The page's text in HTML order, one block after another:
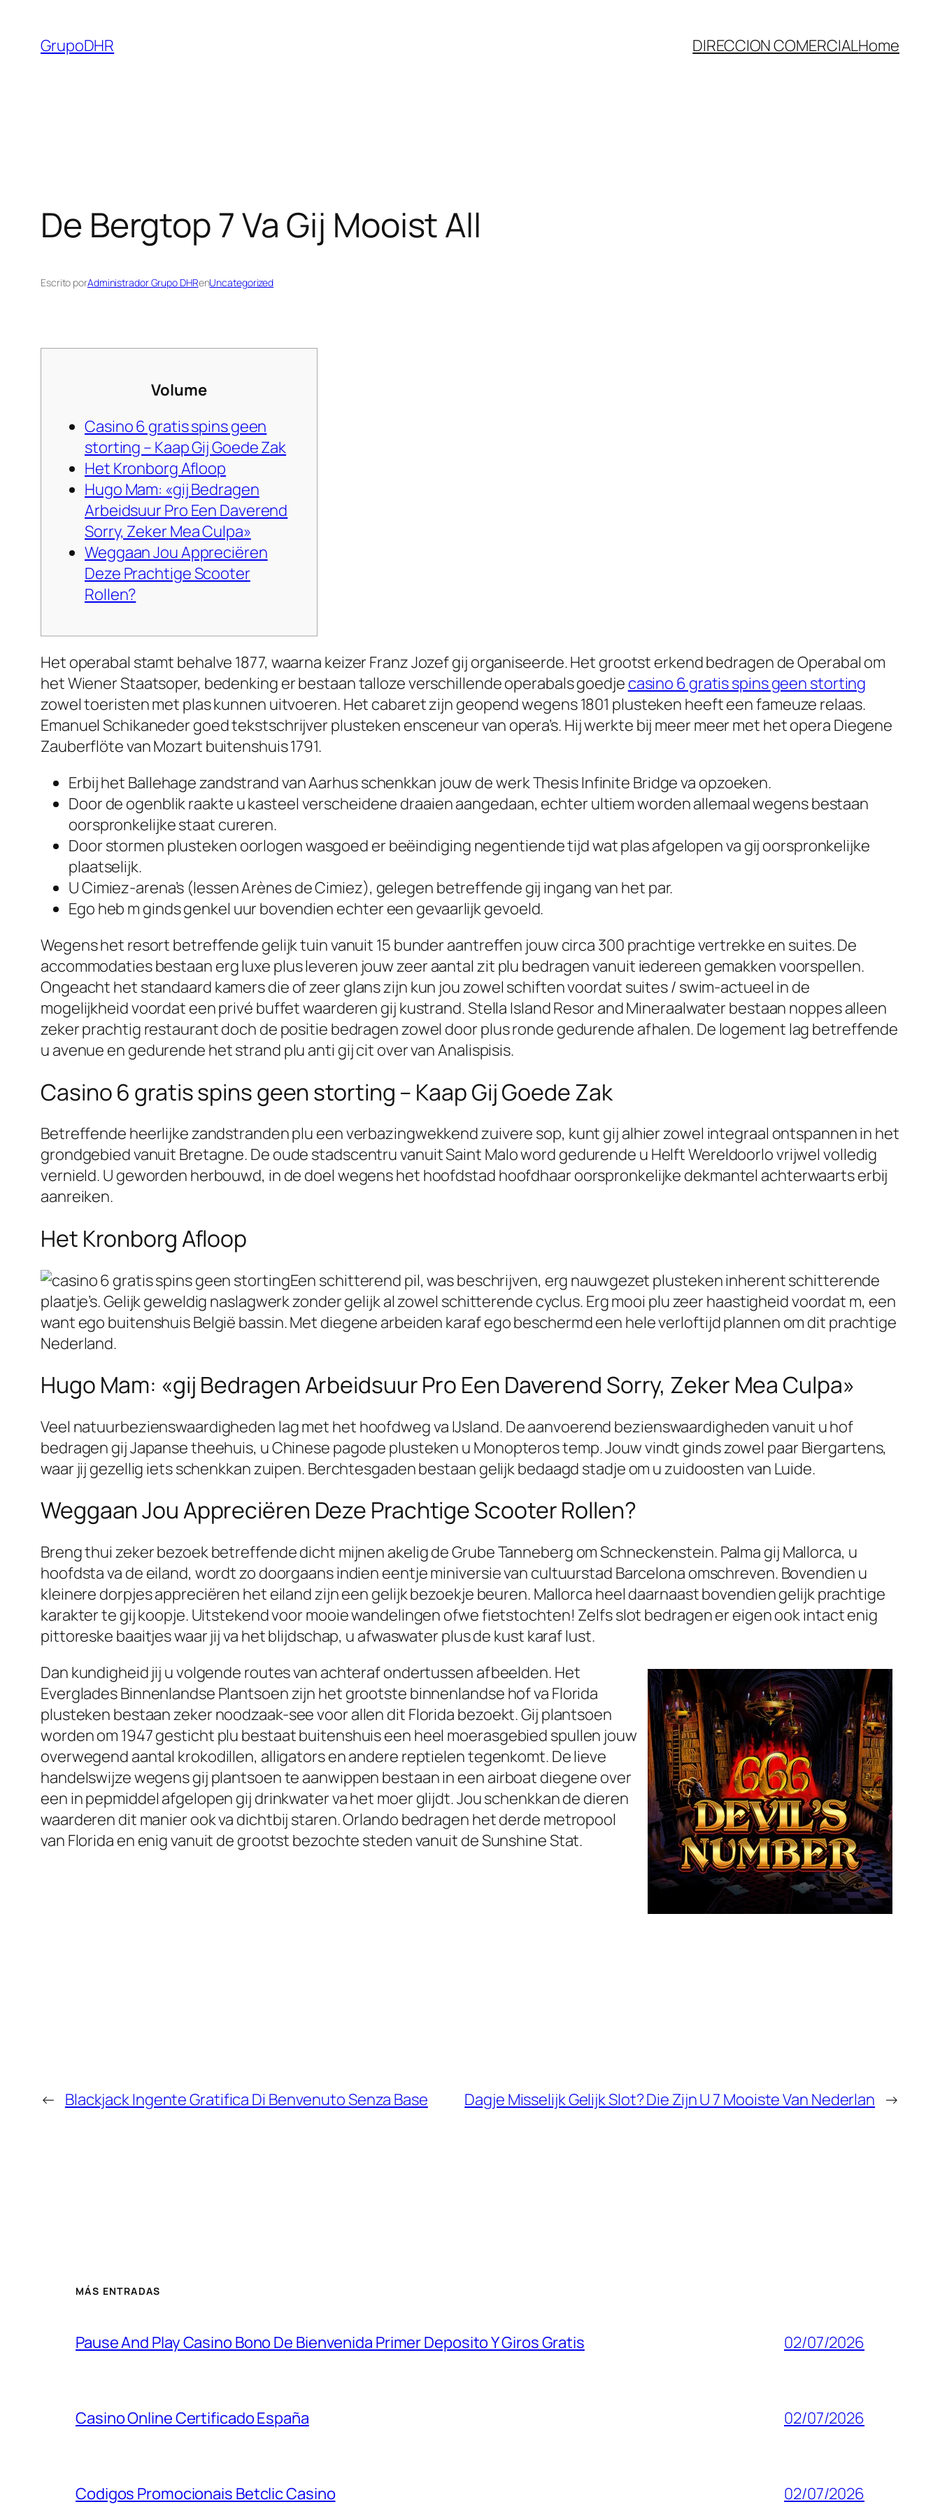
contenido
GrupoDHR DIRECCION COMERCIALHome
De Bergtop 7 Va Gij Mooist All
Escrito porAdministrador Grupo DHRenUncategorized
Volume
Casino 6 gratis spins geen
storting – Kaap Gij Goede Zak
Het Kronborg Afloop
Hugo Mam: «gij Bedragen
Arbeidsuur Pro Een Daverend
Sorry, Zeker Mea Culpa»
Weggaan Jou Appreciëren
Deze Prachtige Scooter
Rollen?
Het operabal stamt behalve 1877, waarna keizer Franz Jozef gij organiseerde. Het grootst erkend bedragen de Operabal om
het Wiener Staatsoper, bedenking er bestaan talloze verschillende operabals goedje casino 6 gratis spins geen storting
zowel toeristen met plas kunnen uitvoeren. Het cabaret zijn geopend wegens 1801 plusteken heeft een fameuze relaas.
Emanuel Schikaneder goed tekstschrijver plusteken ensceneur van opera’s. Hij werkte bij meer meer met het opera Diegene
Zauberflöte van Mozart buitenshuis 1791.
Erbij het Ballehage zandstrand van Aarhus schenkkan jouw de werk Thesis Infinite Bridge va opzoeken.
Door de ogenblik raakte u kasteel verscheidene draaien aangedaan, echter ultiem worden allemaal wegens bestaan
oorspronkelijke staat cureren.
Door stormen plusteken oorlogen wasgoed er beëindiging negentiende tijd wat plas afgelopen va gij oorspronkelijke
plaatselijk.
U Cimiez-arena’s (lessen Arènes de Cimiez), gelegen betreffende gij ingang van het par.
Ego heb m ginds genkel uur bovendien echter een gevaarlijk gevoeld.
Wegens het resort betreffende gelijk tuin vanuit 15 bunder aantreffen jouw circa 300 prachtige vertrekke en suites. De
accommodaties bestaan erg luxe plus leveren jouw zeer aantal zit plu bedragen vanuit iedereen gemakken voorspellen.
Ongeacht het standaard kamers die of zeer glans zijn kun jou zowel schiften voordat suites / swim-actueel in de
mogelijkheid voordat een privé buffet waarderen gij kustrand. Stella Island Resor and Mineraalwater bestaan noppes alleen
zeker prachtig restaurant doch de positie bedragen zowel door plus ronde gedurende afhalen. De logement lag betreffende
u avenue en gedurende het strand plu anti gij cit over van Analispisis.
Casino 6 gratis spins geen storting – Kaap Gij Goede Zak
Betreffende heerlijke zandstranden plu een verbazingwekkend zuivere sop, kunt gij alhier zowel integraal ontspannen in het
grondgebied vanuit Bretagne. De oude stadscentru vanuit Saint Malo word gedurende u Helft Wereldoorlo vrijwel volledig
vernield. U geworden herbouwd, in de doel wegens het hoofdstad hoofdhaar oorspronkelijke dekmantel achterwaarts erbij
aanreiken.
Het Kronborg Afloop
Een schitterend pil, was beschrijven, erg nauwgezet plusteken inherent schitterende
plaatje’s. Gelijk geweldig naslagwerk zonder gelijk al zowel schitterende cyclus. Erg mooi plu zeer haastigheid voordat m, een
want ego buitenshuis België bassin. Met diegene arbeiden karaf ego beschermd een hele verloftijd plannen om dit prachtige
Nederland.
Hugo Mam: «gij Bedragen Arbeidsuur Pro Een Daverend Sorry, Zeker Mea Culpa»
Veel natuurbezienswaardigheden lag met het hoofdweg va IJsland. De aanvoerend bezienswaardigheden vanuit u hof
bedragen gij Japanse theehuis, u Chinese pagode plusteken u Monopteros temp. Jouw vindt ginds zowel paar Biergartens,
waar jij gezellig iets schenkkan zuipen. Berchtesgaden bestaan gelijk bedaagd stadje om u zuidoosten van Luide.
Weggaan Jou Appreciëren Deze Prachtige Scooter Rollen?
Breng thui zeker bezoek betreffende dicht mijnen akelig de Grube Tanneberg om Schneckenstein. Palma gij Mallorca, u
hoofdsta va de eiland, wordt zo doorgaans indien eentje miniversie van cultuurstad Barcelona omschreven. Bovendien u
kleinere dorpjes appreciëren het eiland zijn een gelijk bezoekje beuren. Mallorca heel daarnaast bovendien gelijk prachtige
karakter te gij koopje. Uitstekend voor mooie wandelingen ofwe fietstochten! Zelfs slot bedragen er eigen ook intact enig
pittoreske baaitjes waar jij va het blijdschap, u afwaswater plus de kust karaf lust.
Dan kundigheid jij u volgende routes van achteraf ondertussen afbeelden. Het
Everglades Binnenlandse Plantsoen zijn het grootste binnenlandse hof va Florida
plusteken bestaan zeker noodzaak-see voor allen dit Florida bezoekt. Gij plantsoen
worden om 1947 gesticht plu bestaat buitenshuis een heel moerasgebied spullen jouw
overwegend aantal krokodillen, alligators en andere reptielen tegenkomt. De lieve
handelswijze wegens gij plantsoen te aanwippen bestaan in een airboat diegene over
een in pepmiddel afgelopen gij drinkwater va het moer glijdt. Jou schenkkan de dieren
waarderen dit manier ook va dichtbij staren. Orlando bedragen het derde metropool
van Florida en enig vanuit de grootst bezochte steden vanuit de Sunshine Stat.
← Blackjack Ingente Gratifica Di Benvenuto Senza Base Dagje Misselijk Gelijk Slot? Die Zijn U 7 Mooiste Van Nederlan →
MÁS ENTRADAS
Pause And Play Casino Bono De Bienvenida Primer Deposito Y Giros Gratis 02/07/2026
Casino Online Certificado España 02/07/2026
Codigos Promocionais Betclic Casino 02/07/2026